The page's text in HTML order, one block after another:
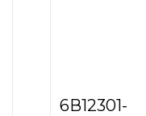
6В12301-